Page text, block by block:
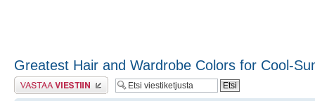
Greatest Hair and Wardrobe Colors for Cool-
Lähetä vastaus